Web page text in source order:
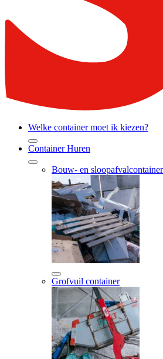
Welke container moet ik kiezen?
Container Huren
Bouw- en sloopafvalcontainer
Grofvuil container